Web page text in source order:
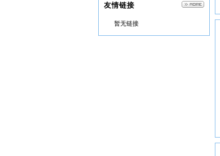
友情链接
暂无链接